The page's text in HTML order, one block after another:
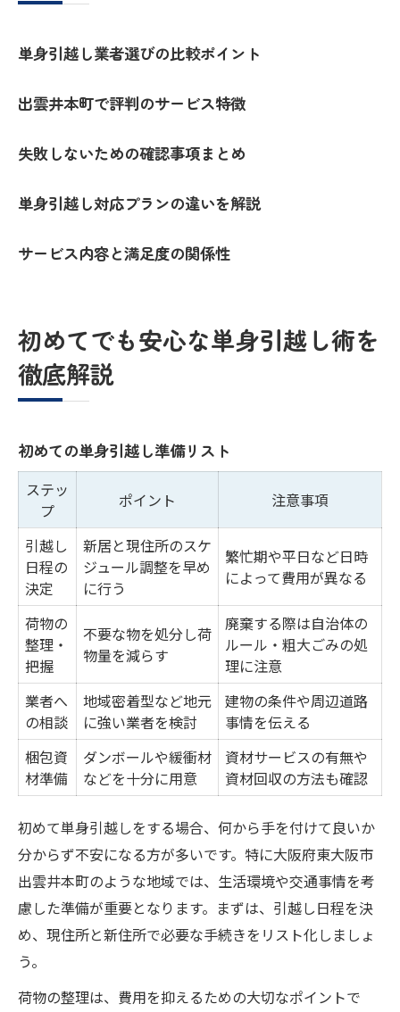
単身引越し業者選びの比較ポイント
出雲井本町で評判のサービス特徴
失敗しないための確認事項まとめ
単身引越し対応プランの違いを解説
サービス内容と満足度の関係性
初めてでも安心な単身引越し術を
徹底解説
初めての単身引越し準備リスト
ステッ
プ
ポイント 注意事項
引越し
日程の
決定
新居と現住所のスケ
ジュール調整を早め
に行う
繁忙期や平日など日時
によって費用が異なる
荷物の
整理・
把握
不要な物を処分し荷
物量を減らす
廃棄する際は自治体の
ルール・粗大ごみの処
理に注意
業者へ
の相談
地域密着型など地元
に強い業者を検討
建物の条件や周辺道路
事情を伝える
梱包資
材準備
ダンボールや緩衝材
などを十分に用意
資材サービスの有無や
資材回収の方法も確認
初めて単身引越しをする場合、何から手を付けて良いか
分からず不安になる方が多いです。特に大阪府東大阪市
出雲井本町のような地域では、生活環境や交通事情を考
慮した準備が重要となります。まずは、引越し日程を決
め、現住所と新住所で必要な手続きをリスト化しましょ
う。
荷物の整理は、費用を抑えるための大切なポイントで